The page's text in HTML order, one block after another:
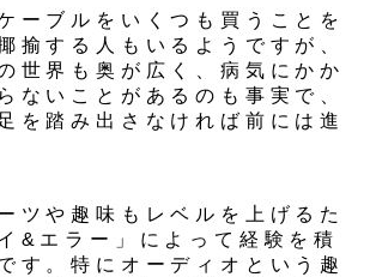
ーブルをいくつも買うことを
揄する人もいるようですが、
世界も奥が広く、病気にかか
ないことがあるのも事実で、
を踏み出さなければ前には進
ツや趣味もレベルを上げるた
&エラー」によって経験を積
す。特にオーディオという趣